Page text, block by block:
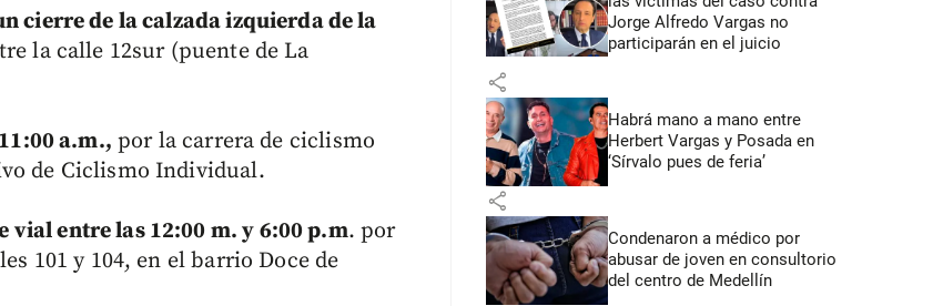
cierre de la calzada izquierda de la
la calle 12sur (puente de La
a.m., por la carrera de ciclismo
de Ciclismo Individual.
vial entre las 12:00 m. y 6:00 p.m. por
101 y 104, en el barrio Doce de
Jorge Alfredo Vargas no
participarán en el juicio
share
Habrá mano a mano entre
Herbert Vargas y Posada en
‘Sírvalo pues de feria’
share
Condenaron a médico por
abusar de joven en consultorio
del centro de Medellín